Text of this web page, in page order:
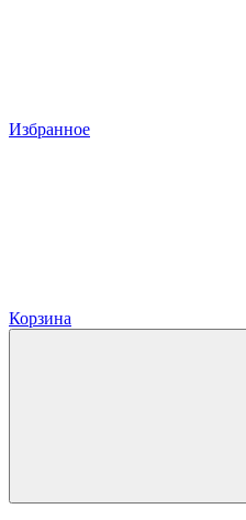
Избранное
Корзина